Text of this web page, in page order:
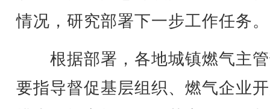
情况，研究部署下一步工作任务。
根据部署，各地城镇燃气主
要指导督促基层组织、燃气企业